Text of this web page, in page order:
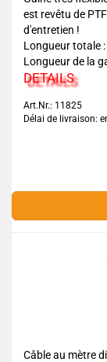
est revêtu de
d'entretien !
Longueur totale
Longueur de la
DETAILS
Art.Nr.: 11825
Délai de livraison:
Câble au mètre